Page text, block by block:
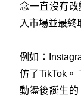
念一直沒有
入市場並最終
例如：
仿了TikTok。
動盪後誕生的